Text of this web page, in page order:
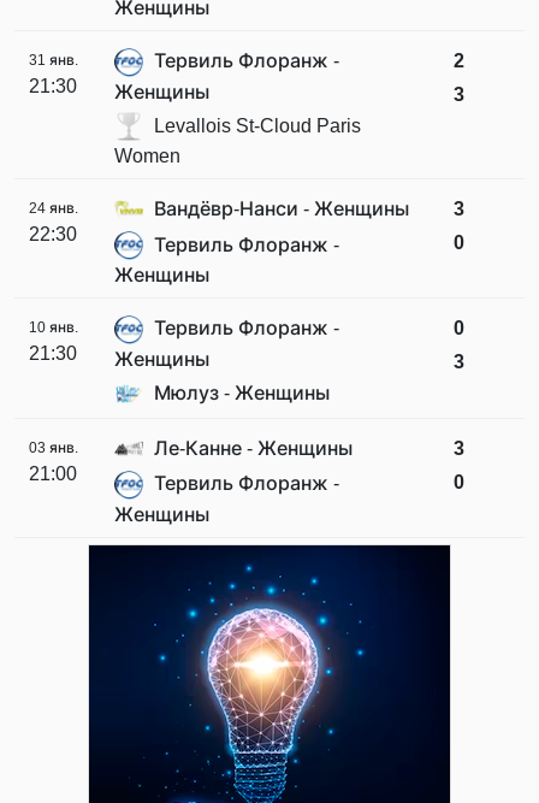
Женщины
31 янв.
21:30
Тервиль Флоранж -
Женщины
Levallois St-Cloud Paris
Women
2
3
24 янв.
22:30
Вандёвр-Нанси - Женщины
Тервиль Флоранж -
Женщины
3
0
10 янв.
21:30
Тервиль Флоранж -
Женщины
Мюлуз - Женщины
0
3
03 янв.
21:00
Ле-Канне - Женщины
Тервиль Флоранж -
Женщины
3
0